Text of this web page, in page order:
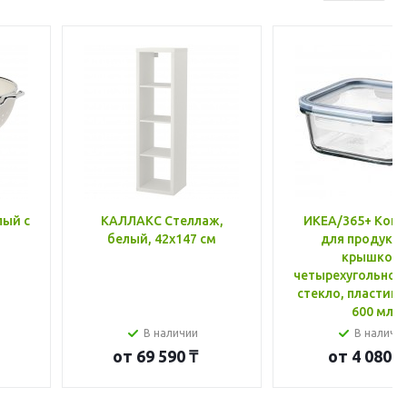
с
КАЛЛАКС Стеллаж,
белый, 42x147 см
В наличии
от 69 590 ₸
ИКЕА/365+
для
крышкой,
стекло, пластик
600 мл
В
от 4 080 ₸